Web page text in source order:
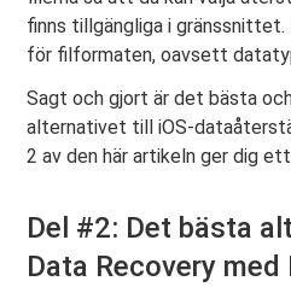
finns tillgängliga i gränssnittet.
för filformaten, oavsett
Sagt och gjort är det bästa
alternativet till iOS-
2 av den här artikeln ger dig ett
Del #2: Det bästa
Data Recovery med